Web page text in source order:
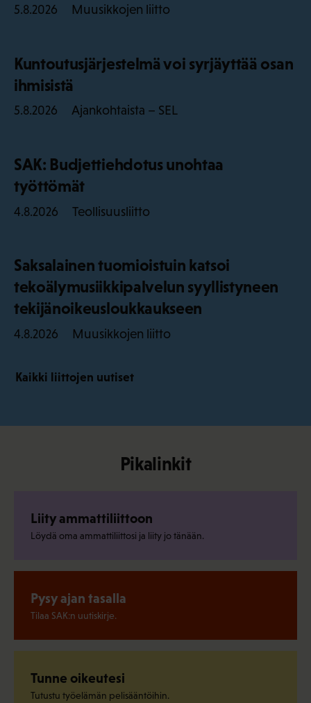
5.8.2026 Muusikkojen liitto
Kuntoutusjärjestelmä voi syrjäyttää osan
ihmisistä
5.8.2026 Ajankohtaista – SEL
SAK: Budjettiehdotus unohtaa
työttömät
4.8.2026 Teollisuusliitto
Saksalainen tuomioistuin katsoi
tekoälymusiikkipalvelun syyllistyneen
tekijänoikeusloukkaukseen
4.8.2026 Muusikkojen liitto
Kaikki liittojen uutiset
Pikalinkit
Liity ammattiliittoon
Löydä oma ammattiliittosi ja liity jo tänään.
Pysy ajan tasalla
Tilaa SAK:n uutiskirje.
Tunne oikeutesi
Tutustu työelämän pelisääntöihin.